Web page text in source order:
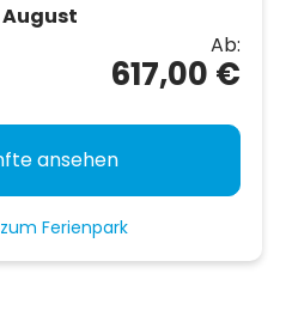
August
Ab:
617,00 €
ansehen
Ferienpark